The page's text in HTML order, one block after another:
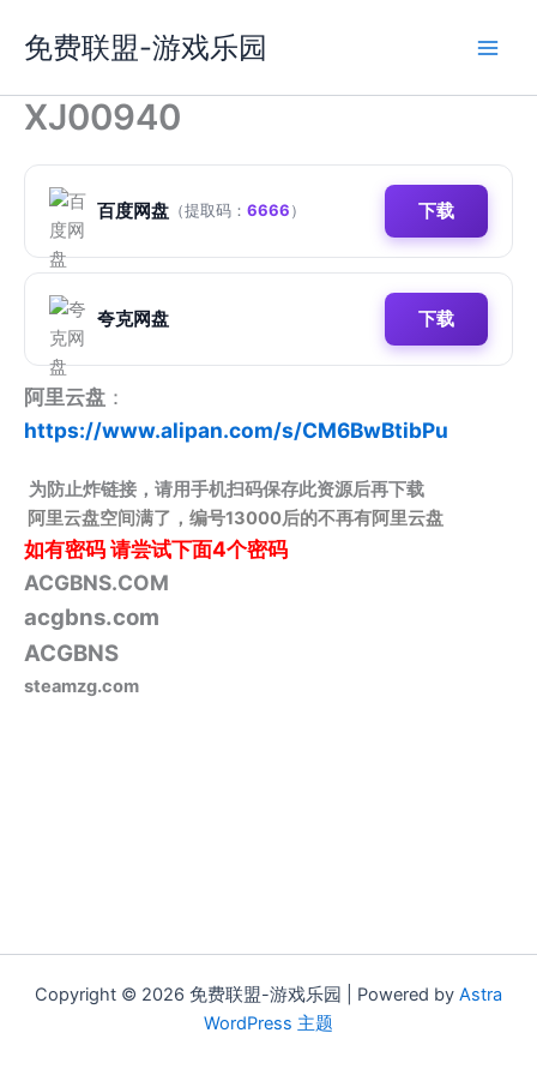
容
免费联盟-游戏乐园
XJ00940
百度网盘 （提取码： 6666） 下载
夸克网盘 下载
阿里云盘 ：
https://www.alipan.com/s/CM6BwBtibPu
为防止炸链接，请用手机扫码保存此资源后再下载
阿里云盘空间满了，编号13000后的不再有阿里云盘
如有密码请尝试下面4个密码
ACGBNS.COM
acgbns.com
ACGBNS
steamzg.com
Copyright © 2026 免费联盟-游戏乐园 | Powered by Astra
WordPress 主题